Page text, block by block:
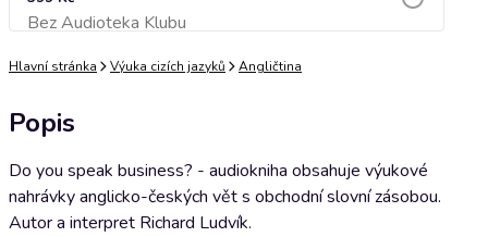
Bez Audioteka KlubuPřidat do košíku
Hlavní stránka Výuka cizích jazyků Angličtina
Popis
Do you speak business? - audiokniha obsahuje výukové
nahrávky anglicko-českých vět s obchodní slovní zásobou.
Autor a interpret Richard Ludvík.